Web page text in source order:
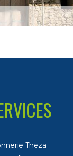
Theza